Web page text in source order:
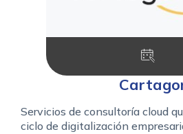
Servicios de consultoría cloud
ciclo de digitalización